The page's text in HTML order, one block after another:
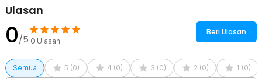
Ulasan
0/5 0 Ulasan
Beri Ulasan
Semua 5 (0) 4 (0) 3 (0) 2 (0) 1 (0)